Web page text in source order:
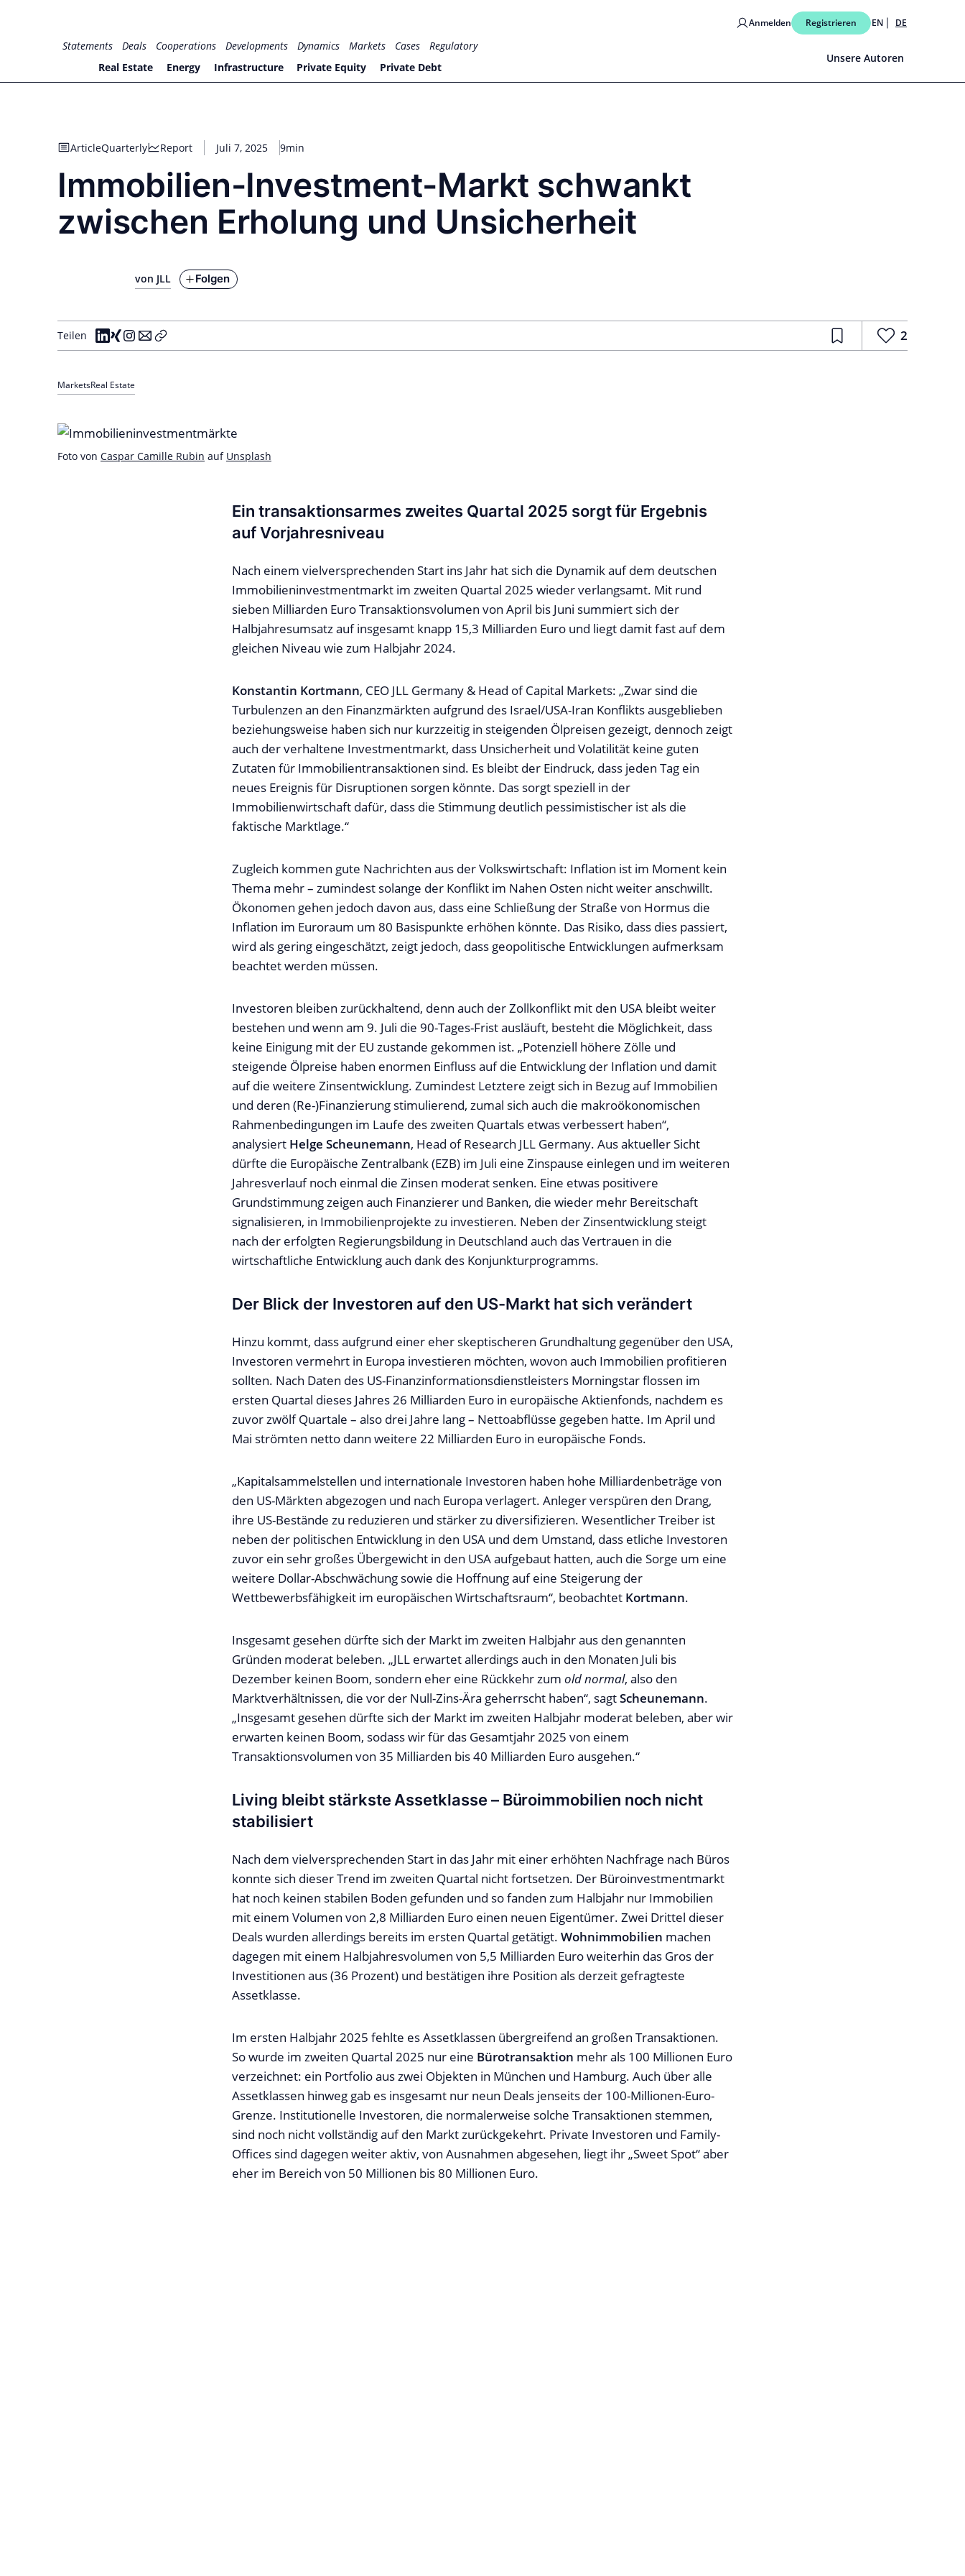
for PHYSIC ASSETS
Anmelden Registrieren EN DE
Statements Deals Cooperations Developments Dynamics Markets Cases
Regulatory
Real Estate
Energy Infrastructure Private Equity Private Debt
Unsere Autoren
ArticleQuarterly Report Juli 7, 2025 9min
Immobilien-Investment-Markt schwankt
zwischen Erholung und Unsicherheit
von JLL Folgen
Teilen 2
MarketsReal Estate
Foto von Caspar Camille Rubin auf Unsplash
Ein transaktionsarmes zweites Quartal 2025 sorgt für Ergebnis
auf Vorjahresniveau
Nach einem vielversprechenden Start ins Jahr hat sich die Dynamik auf dem deutschen
Immobilieninvestmentmarkt im zweiten Quartal 2025 wieder verlangsamt. Mit rund
sieben Milliarden Euro Transaktionsvolumen von April bis Juni summiert sich der
Halbjahresumsatz auf insgesamt knapp 15,3 Milliarden Euro und liegt damit fast auf dem
gleichen Niveau wie zum Halbjahr 2024.
Konstantin Kortmann, CEO JLL Germany & Head of Capital Markets: „Zwar sind die
Turbulenzen an den Finanzmärkten aufgrund des Israel/USA-Iran Konflikts ausgeblieben
beziehungsweise haben sich nur kurzzeitig in steigenden Ölpreisen gezeigt, dennoch zeigt
auch der verhaltene Investmentmarkt, dass Unsicherheit und Volatilität keine guten
Zutaten für Immobilientransaktionen sind. Es bleibt der Eindruck, dass jeden Tag ein
neues Ereignis für Disruptionen sorgen könnte. Das sorgt speziell in der
Immobilienwirtschaft dafür, dass die Stimmung deutlich pessimistischer ist als die
faktische Marktlage.“
Zugleich kommen gute Nachrichten aus der Volkswirtschaft: Inflation ist im Moment kein
Thema mehr – zumindest solange der Konflikt im Nahen Osten nicht weiter anschwillt.
Ökonomen gehen jedoch davon aus, dass eine Schließung der Straße von Hormus die
Inflation im Euroraum um 80 Basispunkte erhöhen könnte. Das Risiko, dass dies passiert,
wird als gering eingeschätzt, zeigt jedoch, dass geopolitische Entwicklungen aufmerksam
beachtet werden müssen.
Investoren bleiben zurückhaltend, denn auch der Zollkonflikt mit den USA bleibt weiter
bestehen und wenn am 9. Juli die 90-Tages-Frist ausläuft, besteht die Möglichkeit, dass
keine Einigung mit der EU zustande gekommen ist. „Potenziell höhere Zölle und
steigende Ölpreise haben enormen Einfluss auf die Entwicklung der Inflation und damit
auf die weitere Zinsentwicklung. Zumindest Letztere zeigt sich in Bezug auf Immobilien
und deren (Re-)Finanzierung stimulierend, zumal sich auch die makroökonomischen
Rahmenbedingungen im Laufe des zweiten Quartals etwas verbessert haben“,
analysiert Helge Scheunemann, Head of Research JLL Germany. Aus aktueller Sicht
dürfte die Europäische Zentralbank (EZB) im Juli eine Zinspause einlegen und im weiteren
Jahresverlauf noch einmal die Zinsen moderat senken. Eine etwas positivere
Grundstimmung zeigen auch Finanzierer und Banken, die wieder mehr Bereitschaft
signalisieren, in Immobilienprojekte zu investieren. Neben der Zinsentwicklung steigt
nach der erfolgten Regierungsbildung in Deutschland auch das Vertrauen in die
wirtschaftliche Entwicklung auch dank des Konjunkturprogramms.
Der Blick der Investoren auf den US-Markt hat sich verändert
Hinzu kommt, dass aufgrund einer eher skeptischeren Grundhaltung gegenüber den USA,
Investoren vermehrt in Europa investieren möchten, wovon auch Immobilien profitieren
sollten. Nach Daten des US-Finanzinformationsdienstleisters Morningstar flossen im
ersten Quartal dieses Jahres 26 Milliarden Euro in europäische Aktienfonds, nachdem es
zuvor zwölf Quartale – also drei Jahre lang – Nettoabflüsse gegeben hatte. Im April und
Mai strömten netto dann weitere 22 Milliarden Euro in europäische Fonds.
„Kapitalsammelstellen und internationale Investoren haben hohe Milliardenbeträge von
den US-Märkten abgezogen und nach Europa verlagert. Anleger verspüren den Drang,
ihre US-Bestände zu reduzieren und stärker zu diversifizieren. Wesentlicher Treiber ist
neben der politischen Entwicklung in den USA und dem Umstand, dass etliche Investoren
zuvor ein sehr großes Übergewicht in den USA aufgebaut hatten, auch die Sorge um eine
weitere Dollar-Abschwächung sowie die Hoffnung auf eine Steigerung der
Wettbewerbsfähigkeit im europäischen Wirtschaftsraum“, beobachtet Kortmann.
Insgesamt gesehen dürfte sich der Markt im zweiten Halbjahr aus den genannten
Gründen moderat beleben. „JLL erwartet allerdings auch in den Monaten Juli bis
Dezember keinen Boom, sondern eher eine Rückkehr zum old normal, also den
Marktverhältnissen, die vor der Null-Zins-Ära geherrscht haben“, sagtScheunemann.
„Insgesamt gesehen dürfte sich der Markt im zweiten Halbjahr moderat beleben, aber wir
erwarten keinen Boom, sodass wir für das Gesamtjahr 2025 von einem
Transaktionsvolumen von 35 Milliarden bis 40 Milliarden Euro ausgehen.“
Living bleibt stärkste Assetklasse – Büroimmobilien noch nicht
stabilisiert
Nach dem vielversprechenden Start in das Jahr mit einer erhöhten Nachfrage nach Büros
konnte sich dieser Trend im zweiten Quartal nicht fortsetzen. Der Büroinvestmentmarkt
hat noch keinen stabilen Boden gefunden und so fanden zum Halbjahr nur Immobilien
mit einem Volumen von 2,8 Milliarden Euro einen neuen Eigentümer. Zwei Drittel dieser
Deals wurden allerdings bereits im ersten Quartal getätigt. Wohnimmobilien machen
dagegen mit einem Halbjahresvolumen von 5,5 Milliarden Euro weiterhin das Gros der
Investitionen aus (36 Prozent) und bestätigen ihre Position als derzeit gefragteste
Assetklasse.
Im ersten Halbjahr 2025 fehlte es Assetklassen übergreifend an großen Transaktionen.
So wurde im zweiten Quartal 2025 nur eine Bürotransaktion mehr als 100 Millionen Euro
verzeichnet: ein Portfolio aus zwei Objekten in München und Hamburg. Auch über alle
Assetklassen hinweg gab es insgesamt nur neun Deals jenseits der 100-Millionen-Euro-
Grenze. Institutionelle Investoren, die normalerweise solche Transaktionen stemmen,
sind noch nicht vollständig auf den Markt zurückgekehrt. Private Investoren und Family-
Offices sind dagegen weiter aktiv, von Ausnahmen abgesehen, liegt ihr „Sweet Spot“ aber
eher im Bereich von 50 Millionen bis 80 Millionen Euro.